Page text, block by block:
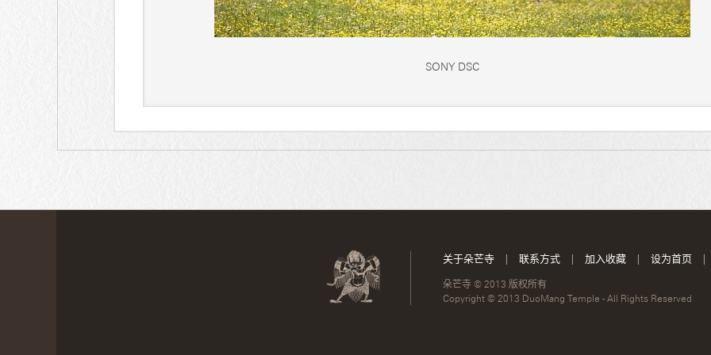
SONY DSC
关于朵芒寺 | 联系方式 | 加入收藏 | 设为首页 |
朵芒寺 © 2013 版权所有
Copyright © 2013 DuoMang Temple - All Rights Reserved